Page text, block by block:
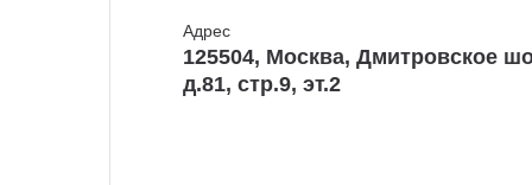
Адрес
125504, Москва, Дмитровское
д.81, стр.9, эт.2